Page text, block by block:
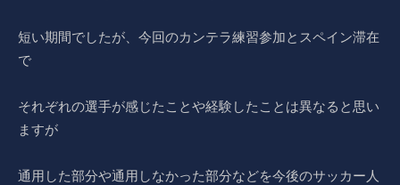
短い期間でしたが、今回のカンテラ練習参加とスペイン滞在
で
それぞれの選手が感じたことや経験したことは異なると思い
ますが
通用した部分や通用しなかった部分などを今後のサッカー人